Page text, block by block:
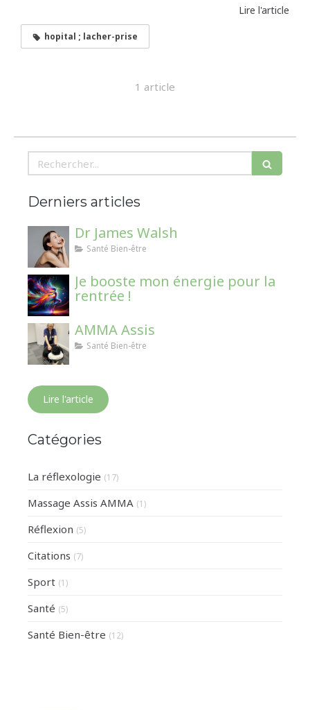
Lire l'article
hopital ; lacher-prise
1 article
Rechercher
Derniers articles
Dr James Walsh
Santé Bien-être
Je booste mon énergie pour la
rentrée !
AMMA Assis
Santé Bien-être
Lire l'article
Catégories
La réflexologie (17)
Massage Assis AMMA (1)
Réflexion (5)
Citations (7)
Sport (1)
Santé (5)
Santé Bien-être (12)